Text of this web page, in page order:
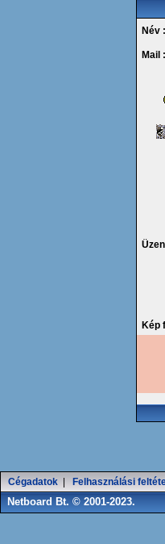
Név :
Mail :
Kép
Cégadatok Felhasználási
Netboard Bt. © 2001-2023.